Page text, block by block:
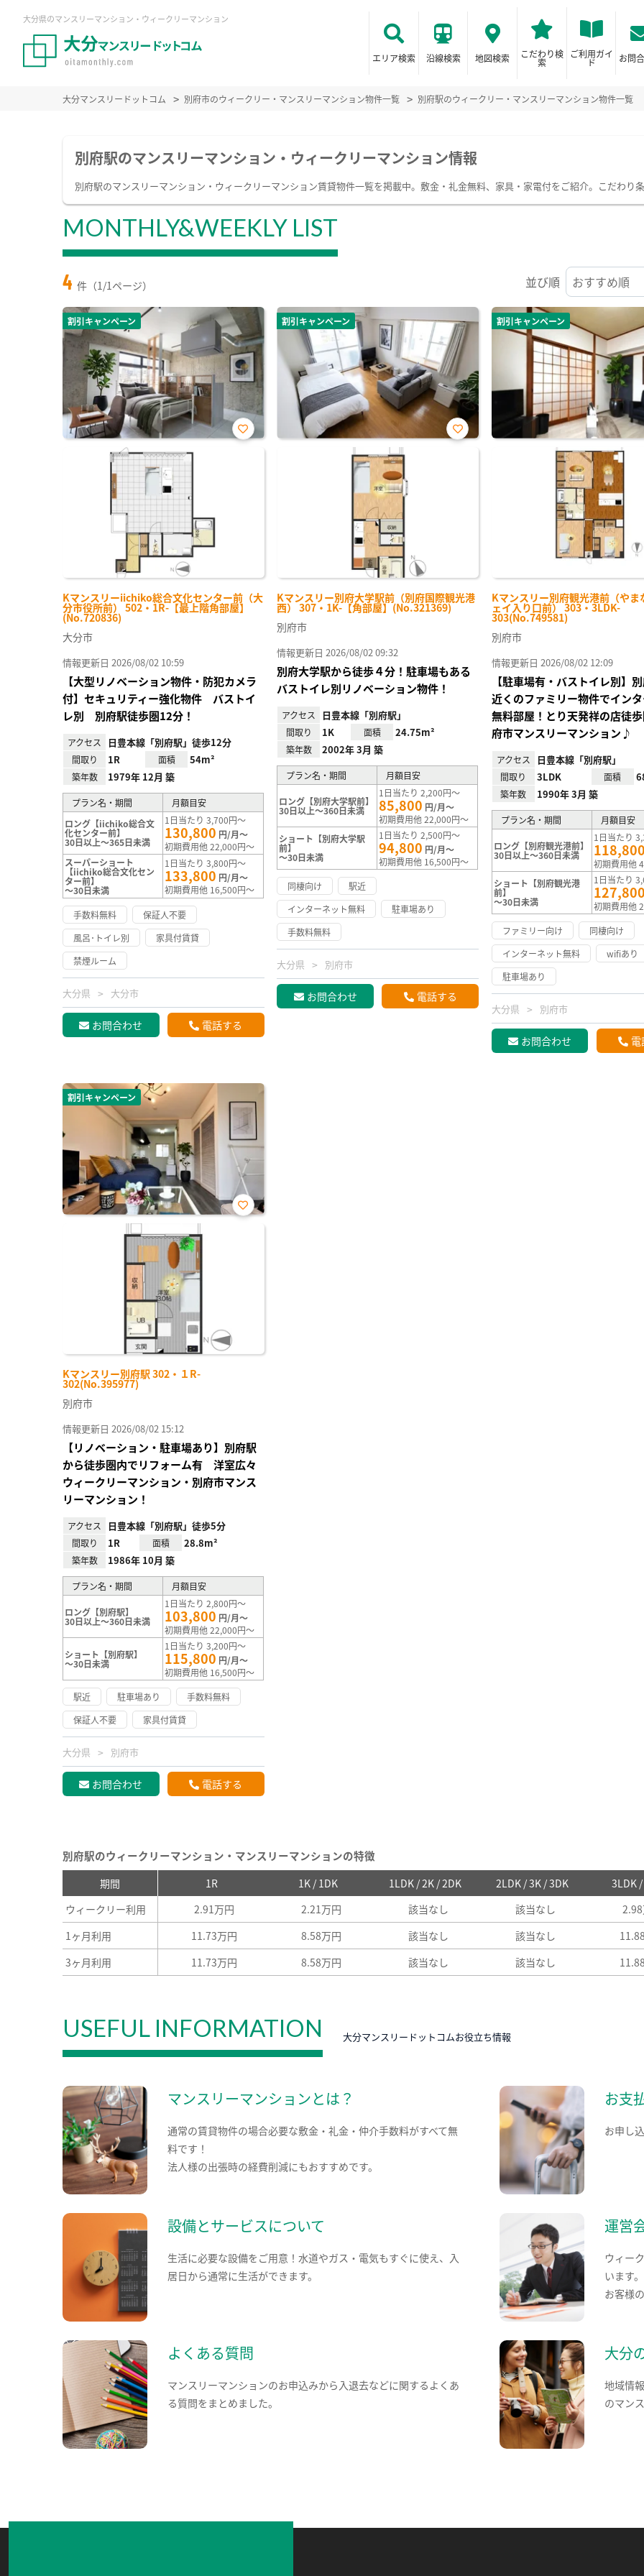
大分県のマンスリーマンション・ウィークリーマンション
エリア検索 沿線検索 地図検索 こだわり検
索
ご利用ガイ
ド お問
大分マンスリードットコム 別府市のウィークリー・マンスリーマンション物件一覧 別府駅のウィークリー・マンスリーマンション物件一覧
別府駅のマンスリーマンション・ウィークリーマンション情報
別府駅のマンスリーマンション・ウィークリーマンション賃貸物件一覧を掲載中。敷金・礼金無料、家具・家電付をご紹介。こだわり
MONTHLY&WEEKLY LIST
4 件（1/1ページ） 並び順
割引キャンペーン
Kマンスリーiichiko総合文化センター前（大
分市役所前） 502・1R-【最上階角部屋】
(No.720836)
お気
大分市
情報更新日 2026/08/02 10:59
【大型リノベーション物件・防犯カメラ
付】セキュリティー強化物件 バストイ
レ別 別府駅徒歩圏12分！
アクセス 日豊本線「別府駅」徒歩12分
間取り 1R 面積 54m²
築年数 1979年 12月 築
プラン名・期間
月額目安
ロング【iichiko総合文
化センター前】
30日以上～365日未満
1日当たり 3,700円～
130,800 円/月～
初期費用他 22,000円～
スーパーショート
【iichiko総合文化セン
ター前】
～30日未満
1日当たり 3,800円～
133,800 円/月～
初期費用他 16,500円～
手数料無料
保証人不要
風呂･トイレ別
家具付賃貸
禁煙ルーム
大分県 大分市
お問合わせ 電話する
割引キャンペーン
Kマンスリー別府大学駅前（別府国際観光港
西） 307・1K-【角部屋】(No.321369)
お気
別府市
情報更新日 2026/08/02 09:32
別府大学駅から徒歩４分！駐車場もある
バストイレ別リノベーション物件！
アクセス 日豊本線「別府駅」
間取り 1K 面積 24.75m²
築年数 2002年 3月 築
プラン名・期間 月額目安
ロング【別府大学駅前】
30日以上～360日未満
1日当たり 2,200円～
85,800 円/月～
初期費用他 22,000円～
ショート【別府大学駅
前】
～30日未満
1日当たり 2,500円～
94,800 円/月～
初期費用他 16,500円～
同棲向け
駅近
インターネット無料
駐車場あり
手数料無料
大分県 別府市
お問合わせ 電話する
割引キャンペーン
Kマンスリー別府観光港前（やま
ェイ入り口前） 303・3LDK-
303(No.749581)
別府市
情報更新日 2026/08/02 12:09
【駐車場有・バストイレ別】
近くのファミリー物件でイン
無料部屋！とり天発祥の店徒
府市マンスリーマンション♪
アクセス 日豊本線「別府駅」
間取り 3LDK 面積
築年数 1990年 3月 築
プラン名・期間 月額目安
ロング【別府観光港前】
30日以上～360日未満
1日当たり
118,800
初期費用他
ショート【別府観光港
前】
～30日未満
1日当たり
127,800
初期費用他
ファミリー向け
同棲向け
インターネット無料
wifiあり
駐車場あり
大分県 別府市
お問合わせ 電
割引キャンペーン
Kマンスリー別府駅 302・１R-
302(No.395977)
お気
別府市
情報更新日 2026/08/02 15:12
【リノベーション・駐車場あり】別府駅
から徒歩圏内でリフォーム有 洋室広々
ウィークリーマンション・別府市マンス
リーマンション！
アクセス 日豊本線「別府駅」徒歩5分
間取り 1R 面積 28.8m²
築年数 1986年 10月 築
プラン名・期間 月額目安
ロング【別府駅】
30日以上～360日未満
1日当たり 2,800円～
103,800 円/月～
初期費用他 22,000円～
ショート【別府駅】
～30日未満
1日当たり 3,200円～
115,800 円/月～
初期費用他 16,500円～
駅近
駐車場あり
手数料無料
保証人不要
家具付賃貸
大分県 別府市
お問合わせ 電話する
別府駅のウィークリーマンション・マンスリーマンションの特徴
期間 1R 1K / 1DK 1LDK / 2K / 2DK 2LDK / 3K / 3DK
3LDK
ウィークリー利用
2.91万円 2.21万円 該当なし 該当なし
1ヶ月利用
11.73万円 8.58万円 該当なし 該当なし
3ヶ月利用
11.73万円 8.58万円 該当なし 該当なし
USEFUL INFORMATION 大分マンスリードットコムお役立ち情報
マンスリーマンションとは？
通常の賃貸物件の場合必要な敷金・礼金・仲介手数料がすべて無
料です！
法人様の出張時の経費削減にもおすすめです。
お支
お申し
設備とサービスについて
生活に必要な設備をご用意！水道やガス・電気もすぐに使え、入
居日から通常に生活ができます。
運営
ウィー
います。
お客様
よくある質問
マンスリーマンションのお申込みから入退去などに関するよくあ
る質問をまとめました。
大分
地域情
のマン